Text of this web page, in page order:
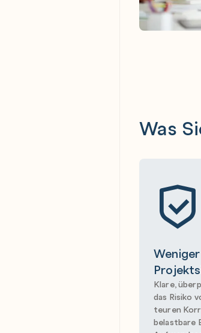
Was
Klare,
das Risiko
teuren
belastbare